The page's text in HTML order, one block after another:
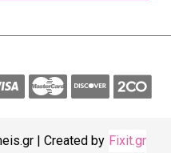
| Created by Fixit.gr